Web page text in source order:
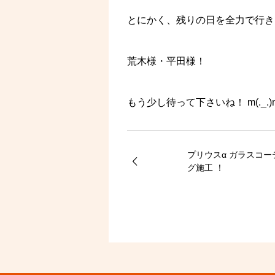
とにかく、残りの日を全力で行き
荒木様・平田様！
もう少し待って下さいね！
プリウスα ガラスコーティン
グ施工 ！